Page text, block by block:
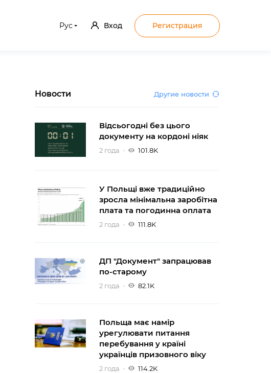
Рус Вход Регистрация
Новости Другие новости
Відсьогодні без цього
документу на кордоні ніяк
2 года 101.8K
У Польщі вже традиційно
зросла мінімальна заробітна
плата та погодинна оплата
2 года 111.8K
ДП "Документ" запрацював
по-старому
2 года 82.1K
Польща має намір
урегулювати питання
перебування у країні
українців призовного віку
2 года 114.2K